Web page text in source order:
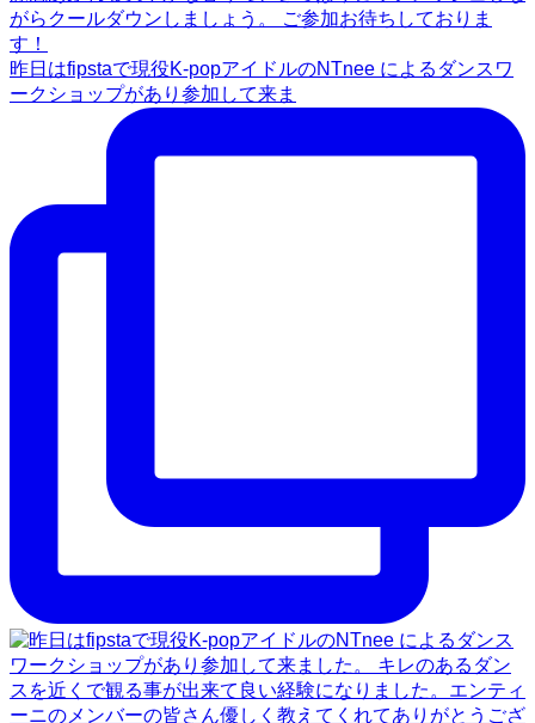
昨日はfipstaで現役K-popアイドルのNTnee によるダンスワ
ークショップがあり参加して来ま